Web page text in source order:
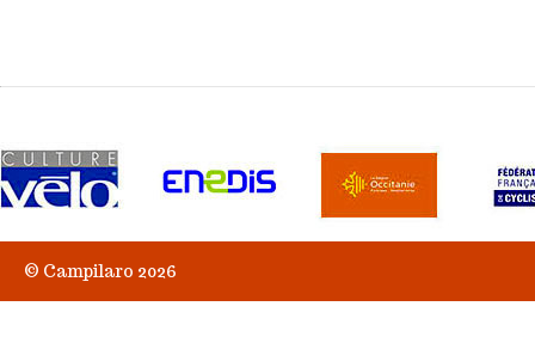
© Campilaro 2026